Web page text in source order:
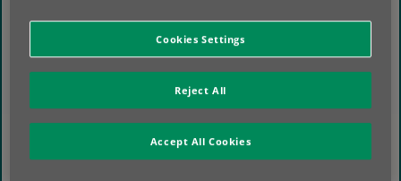
WSPÓŁPRACA TA POMOGŁA SDF FINANCE
DOTRZYMAĆ KROKU ZMIENIAJĄCYM SIĘ
WYMAGANIOM KLIENTÓW I ZMIENIAJĄCYM SIĘ
POTRZEBOM RYNKU.
DYREKTORA GENERALNEGO BNP PARIBAS
LEASING SOLUTIONS, POWIEDZIAŁ: „JESTEŚMY
Cookies Settings
Reject All
Accept All Cookies